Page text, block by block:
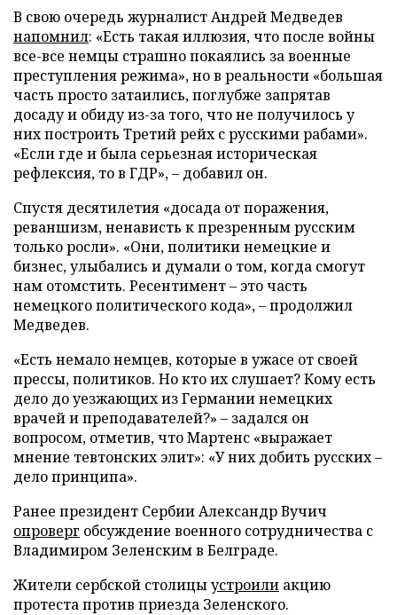
В свою очередь журналист Андрей Медведев
напомнил: «Есть такая иллюзия, что после войны
все-все немцы страшно покаялись за военные
преступления режима», но в реальности «большая
часть просто затаились, поглубже запрятав
досаду и обиду из-за того, что не получилось у
них построить Третий рейх с русскими рабами».
«Если где и была серьезная историческая
рефлексия, то в ГДР», – добавил он.
Спустя десятилетия «досада от поражения,
реваншизм, ненависть к презренным русским
только росли». «Они, политики немецкие и
бизнес, улыбались и думали о том, когда смогут
нам отомстить. Ресентимент – это часть
немецкого политического кода», – продолжил
Медведев.
«Есть немало немцев, которые в ужасе от своей
прессы, политиков. Но кто их слушает? Кому есть
дело до уезжающих из Германии немецких
врачей и преподавателей?» – задался он
вопросом, отметив, что Мартенс «выражает
мнение тевтонских элит»: «У них добить русских –
дело принципа».
Ранее президент Сербии Александр Вучич
опроверг обсуждение военного сотрудничества с
Владимиром Зеленским в Белграде.
Жители сербской столицыустроили акцию
протеста против приезда Зеленского.